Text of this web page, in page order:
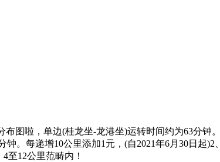
布图啦，单边(桂龙坐-龙港坐)运转时间约为63分钟
。每递增10公里添加1元，(自2021年6月30日起
至12公里范畴内！